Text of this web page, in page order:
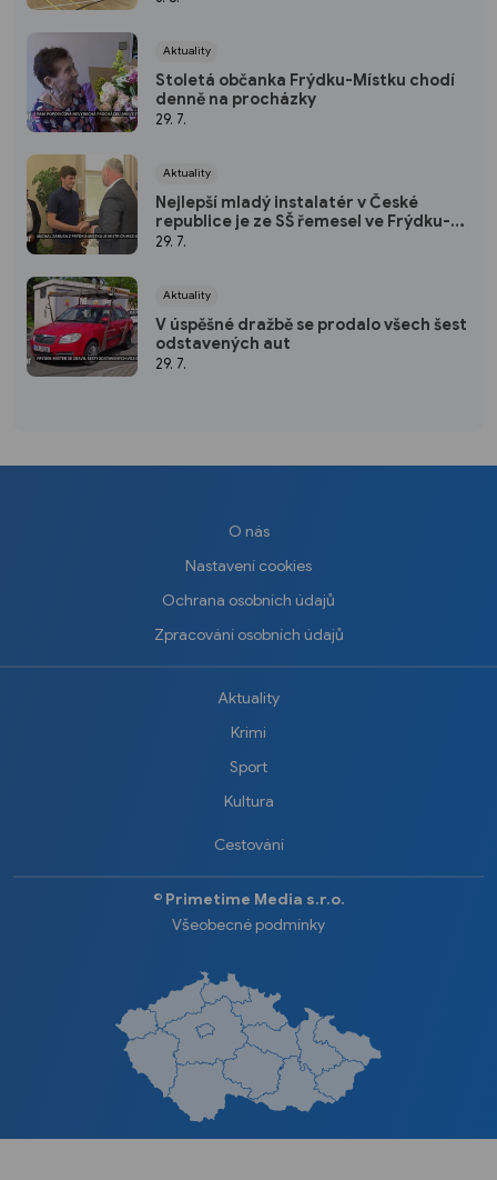
Aktuality
Stoletá občanka Frýdku-Místku chodí
denně na procházky
29. 7.
Aktuality
Nejlepší mladý instalatér v České
republice je ze SŠ řemesel ve Frýdku-
Místku
29. 7.
Aktuality
V úspěšné dražbě se prodalo všech šest
odstavených aut
29. 7.
O nás
Nastavení cookies
Ochrana osobních údajů
Zpracování osobních údajů
Aktuality
Krimi
Sport
Kultura
Cestování
©️ Primetime Media s.r.o.
Všeobecné podmínky